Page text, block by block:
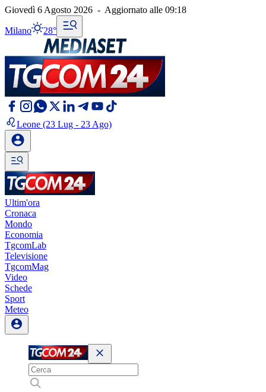
Giovedì 6 Agosto 2026 - Aggiornato alle 09:18
Milano 28°
Leone (23 Lug - 23 Ago)
Ultim'ora
Cronaca
Mondo
Economia
TgcomLab
Televisione
TgcomMag
Video
Schede
Sport
Meteo